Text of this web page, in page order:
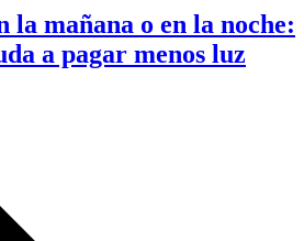
la mañana o en la noche:
a pagar menos luz